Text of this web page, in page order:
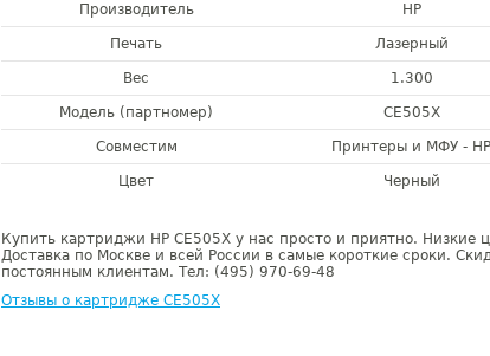
Производитель HP
Печать Лазерный
Вес 1.300
Модель (партномер) CE505X
Совместим Принтеры и МФУ - HP
Цвет Черный
Купить картриджи HP CE505X у нас просто и приятно. Низкие
Доставка по Москве и всей России в самые короткие сроки.
постоянным клиентам. Тел: (495) 970-69-48
Отзывы о картридже CE505X